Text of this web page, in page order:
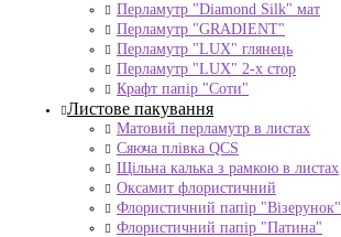
Перламутр "Diamond Silk" мат
Перламутр "GRADIENT"
Перламутр "LUX" глянець
Перламутр "LUX" 2-х стор
Крафт папір "Соти"
Листове пакування
Матовий перламутр в листах
Сяюча плівка QCS
Щільна калька з рамкою в листах
Оксамит флористичний
Флористичний папір "Візерунок"
Флористичний папір "Патина"